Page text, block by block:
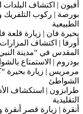
أفيون | اكتشاف البلدات
بورصة | ركوب التلفريك
الطبيعية
بحيرة فان | زيارة قلعة
أورفا | اكتشاف
المقدس في “مدينة
بودروم | الاستمتاع
مرمريس | زيارة بحيرة
الشواطئ
طرابزون | استكشاف
التقليدية
أنقرة | زيارة قصر